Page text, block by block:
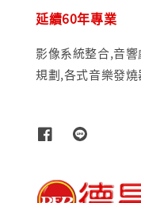
延續60年專業
影像系統整合,音
規劃,各式音樂發燒